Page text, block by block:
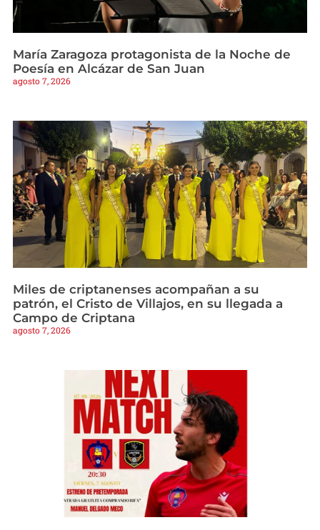
María Zaragoza protagonista de la Noche de
Poesía en Alcázar de San Juan
agosto 7, 2026
Miles de criptanenses acompañan a su
patrón, el Cristo de Villajos, en su llegada a
Campo de Criptana
agosto 7, 2026